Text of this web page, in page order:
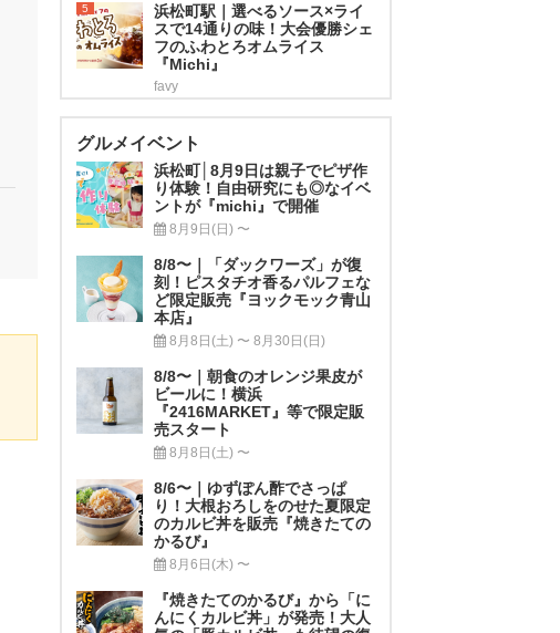
5
浜松町駅｜選べるソース×ライ
スで14通りの味！大会優勝シェ
フのふわとろオムライス
『Michi』
favy
グルメイベント
浜松町│8月9日は親子でピザ作
り体験！自由研究にも◎なイベ
ントが『michi』で開催
8月9日(日) 〜
8/8〜｜「ダックワーズ」が復
刻！ピスタチオ香るパルフェな
ど限定販売『ヨックモック青山
本店』
8月8日(土) 〜 8月30日(日)
8/8〜｜朝食のオレンジ果皮が
ビールに！横浜
『2416MARKET』等で限定販
売スタート
8月8日(土) 〜
8/6〜｜ゆずぽん酢でさっぱ
り！大根おろしをのせた夏限定
のカルビ丼を販売『焼きたての
かるび』
8月6日(木) 〜
『焼きたてのかるび』から「に
んにくカルビ丼」が発売！大人